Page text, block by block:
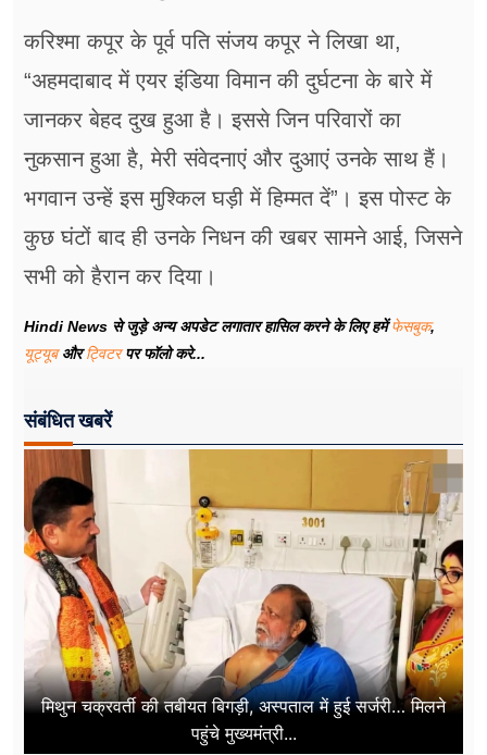
करिश्मा कपूर के पूर्व पति संजय कपूर ने लिखा था,
“अहमदाबाद में एयर इंडिया विमान की दुर्घटना के बारे में
जानकर बेहद दुख हुआ है। इससे जिन परिवारों का
नुकसान हुआ है, मेरी संवेदनाएं और दुआएं उनके साथ हैं।
भगवान उन्हें इस मुश्किल घड़ी में हिम्मत दें”। इस पोस्ट के
कुछ घंटों बाद ही उनके निधन की खबर सामने आई, जिसने
सभी को हैरान कर दिया।
Hindi News से जुड़े अन्य अपडेट लगातार हासिल करने के लिए हमेंफेसबुक,
यूट्यूबऔरट्विटरपर फॉलो करे...
संबंधित खबरें
मिथुन चक्रवर्ती की तबीयत बिगड़ी, अस्पताल में हुई सर्जरी… मिलने
पहुंचे मुख्यमंत्री...